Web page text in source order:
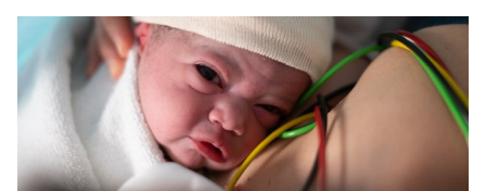
V letu 2021 je večina romskih otrok na slabšem. Živijo v
revščini, v slabih razmerah, pogosto doma nimajo
elektrike in pitne vode. V šolo vstopajo s slabim znanjem
slovenščine, imajo slabši učni uspeh, po zaključenem
šolanju težko vstopijo na trg dela. Pogosto so
zaznamovani, stigmatizirani, diskriminirani. A stvari se
spreminjajo, da se bodo premaknile v zadostni meri, pa